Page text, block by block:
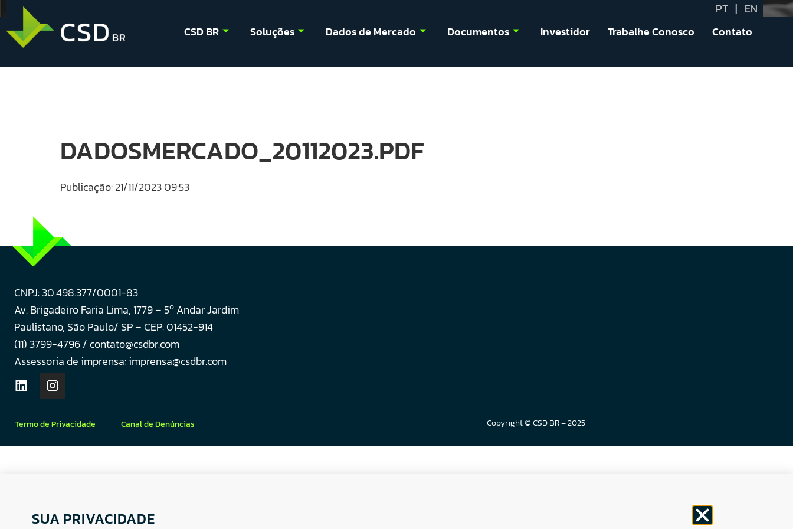
PT | EN
CSD BR
Soluções Dados de Mercado Documentos Investidor Trabalhe Conosco Contato
DADOSMERCADO_20112023.PDF
Publicação: 21/11/2023 09:53
CNPJ: 30.498.377/0001-83
Av. Brigadeiro Faria Lima, 1779 – 5o Andar Jardim
Paulistano, São Paulo/ SP – CEP: 01452-914
(11) 3799-4796 / contato@csdbr.com
Assessoria de imprensa: imprensa@csdbr.com
Termo de Privacidade Canal de Denúncias Copyright © CSD BR – 2025
SUA PRIVACIDADE